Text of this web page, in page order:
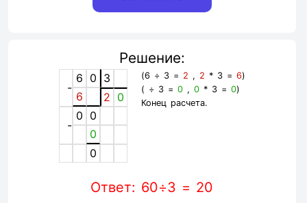
Решение:
-
6 0 3
6
2 0
-
0 0
0
0
(6 ÷ 3 = 2 , 2 * 3 = 6)
( ÷ 3 = 0, 0* 3 = 0)
Конец расчета.
Ответ: 60÷3 = 20